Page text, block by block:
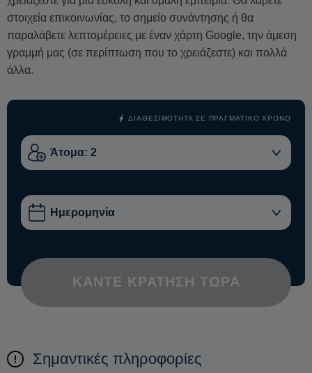
έκφραση του πνεύματος και της παράδοσης του νησιού.
στοιχεία επικοινωνίας, το σημείο συνάντησης ή θα
παραλάβετε λεπτομέρειες με έναν χάρτη Google, την άμεση
γραμμή μας (σε περίπτωση που το χρειάζεστε) και πολλά
άλλα.
ΔΙΑΘΕΣΙΜΌΤΗΤΑ ΣΕ ΠΡΑΓΜΑΤΙΚΌ ΧΡΌΝΟ
ΚΆΝΤΕ ΚΡΆΤΗΣΗ ΤΏΡΑ
Σημαντικές πληροφορίες